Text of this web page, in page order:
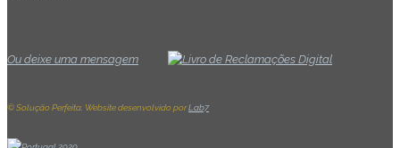
Ou deixe uma mensagem
© Solução Perfeita. Website desenvolvido porLab7